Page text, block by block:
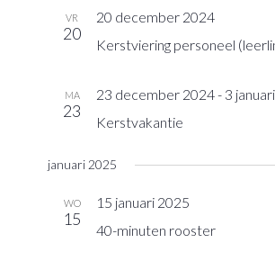
VR
20
20 december 2024
Kerstviering personeel
MA
23
23 december 2024- 3
Kerstvakantie
januari 2025
WO
15
15 januari 2025
40-minuten rooster